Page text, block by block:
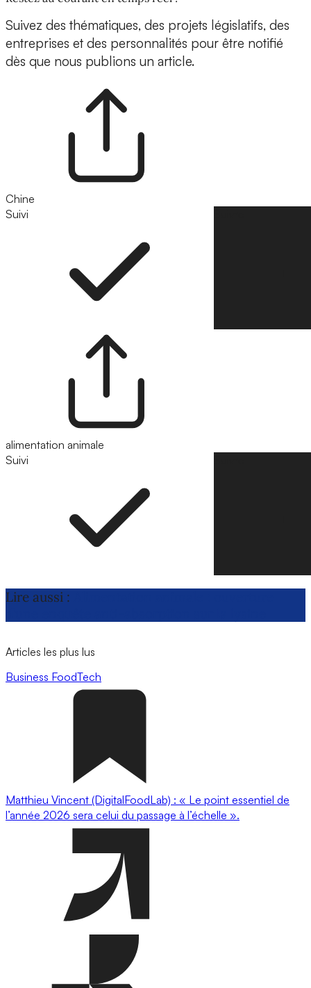
Suivez des thématiques, des projets législatifs, des
entreprises et des personnalités pour être notifié
dès que nous publions un article.
Chine
Suivi
alimentation animale
Suivi
Lire aussi :
Articles les plus lus
Business FoodTech
Matthieu Vincent (DigitalFoodLab) : « Le point essentiel de
l’année 2026 sera celui du passage à l’échelle ».